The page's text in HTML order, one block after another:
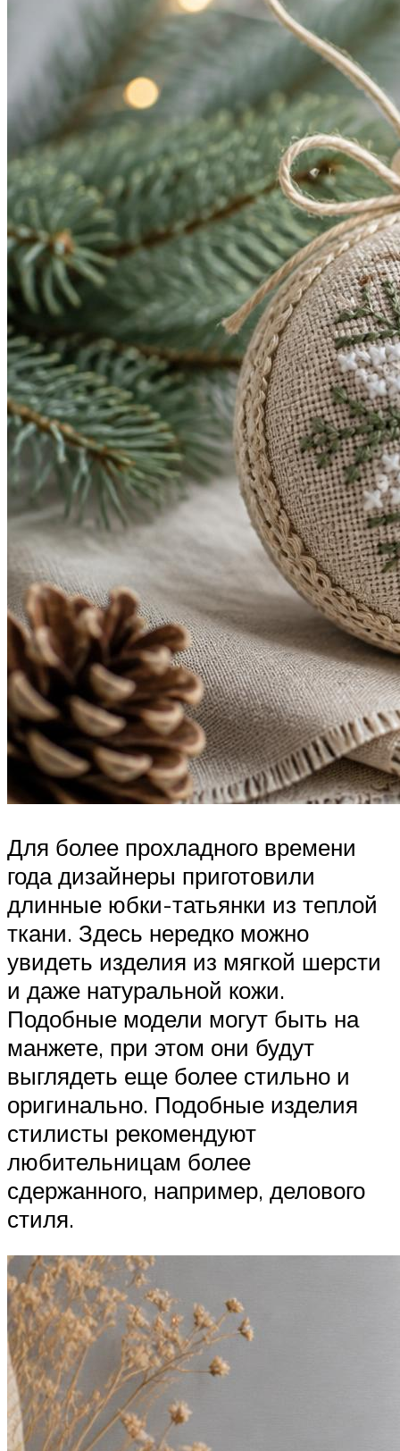
Для более прохладного времени
года дизайнеры приготовили
длинные юбки-татьянки из теплой
ткани. Здесь нередко можно
увидеть изделия из мягкой шерсти
и даже натуральной кожи.
Подобные модели могут быть на
манжете, при этом они будут
выглядеть еще более стильно и
оригинально. Подобные изделия
стилисты рекомендуют
любительницам более
сдержанного, например, делового
стиля.